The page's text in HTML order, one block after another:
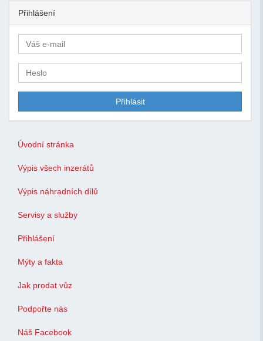
Přihlášení
Úvodní stránka
Výpis všech inzerátů
Výpis náhradních dílů
Servisy a služby
Přihlášení
Mýty a fakta
Jak prodat vůz
Podpořte nás
Náš Facebook